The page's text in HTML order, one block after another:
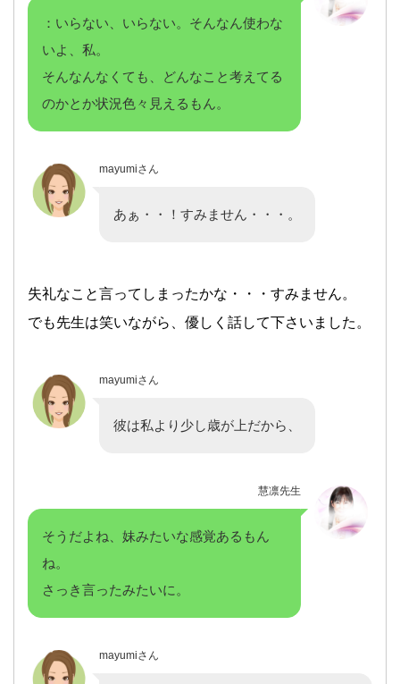
：いらない、いらない。そんなん使わな
いよ、私。
そんなんなくても、どんなこと考えてる
のかとか状況色々見えるもん。
mayumiさん
あぁ・・！すみません・・・。
失礼なこと言ってしまったかな・・・すみません。
でも先生は笑いながら、優しく話して下さいました。
mayumiさん
彼は私より少し歳が上だから、
慧凛先生
そうだよね、妹みたいな感覚あるもん
ね。
さっき言ったみたいに。
mayumiさん